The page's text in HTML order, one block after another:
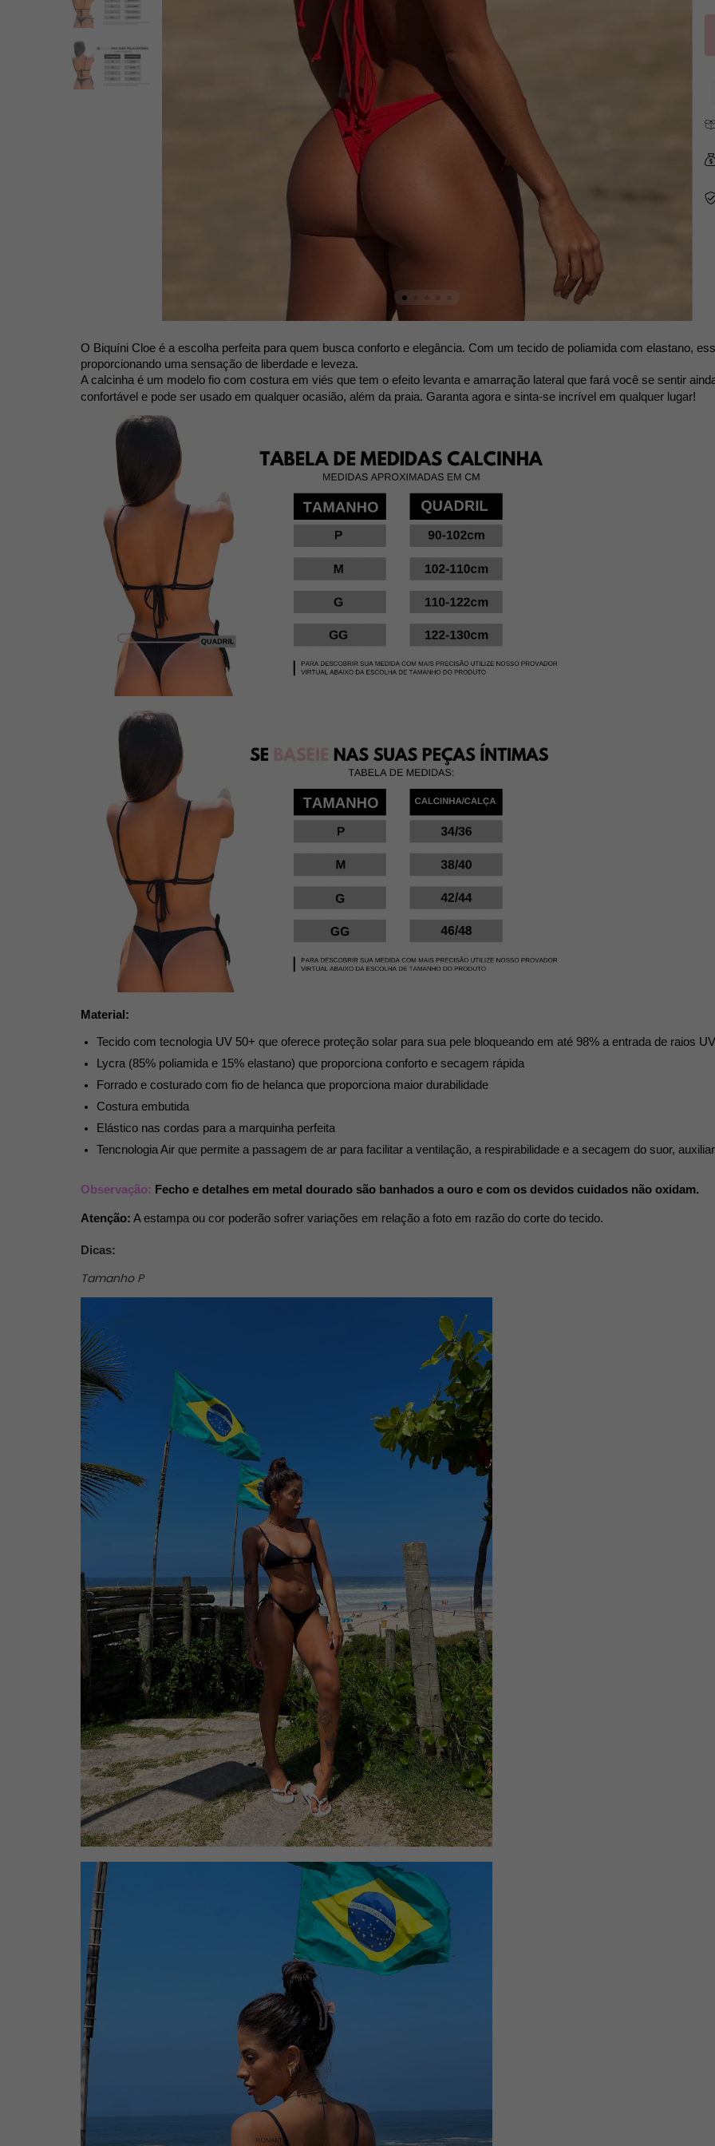
O Biquíni Cloe é a escolha perfeita para quem busca conforto e elegância. Com um tecido de poliamida com elastano,
proporcionando uma sensação de liberdade e leveza.
A calcinha é um modelo fio com costura em viés que tem o efeito levanta e amarração lateral que fará você se sentir
confortável e pode ser usado em qualquer ocasião, além da praia. Garanta agora e sinta-se incrível em qualquer lugar!
Material:
Tecido com tecnologia UV 50+ que oferece proteção solar para sua pele bloqueando em até 98% a entrada de raios
Lycra (85% poliamida e 15% elastano) que proporciona conforto e secagem rápida
Forrado e costurado com fio de helanca que proporciona maior durabilidade
Costura embutida
Elástico nas cordas para a marquinha perfeita
Tencnologia Air que permite a passagem de ar para facilitar a ventilação, a respirabilidade e a secagem do suor,
Observação: Fecho e detalhes em metal dourado são banhados a ouro e com os devidos cuidados não oxidam.
Atenção: A estampa ou cor poderão sofrer variações em relação a foto em razão do corte do tecido.
Dicas:
Tamanho P